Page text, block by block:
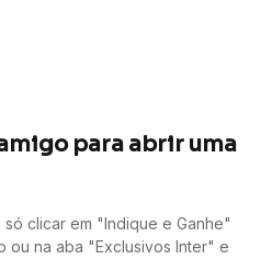
para abrir uma
clicar em "Indique e Ganhe"
ou na aba "Exclusivos Inter" e